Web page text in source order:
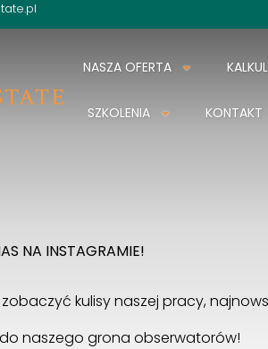
NASZA OFERTA
SZKOLENIA KONTAKT
NA INSTAGRAMIE!
kulisy naszej pracy,
naszego grona obserwatorów!